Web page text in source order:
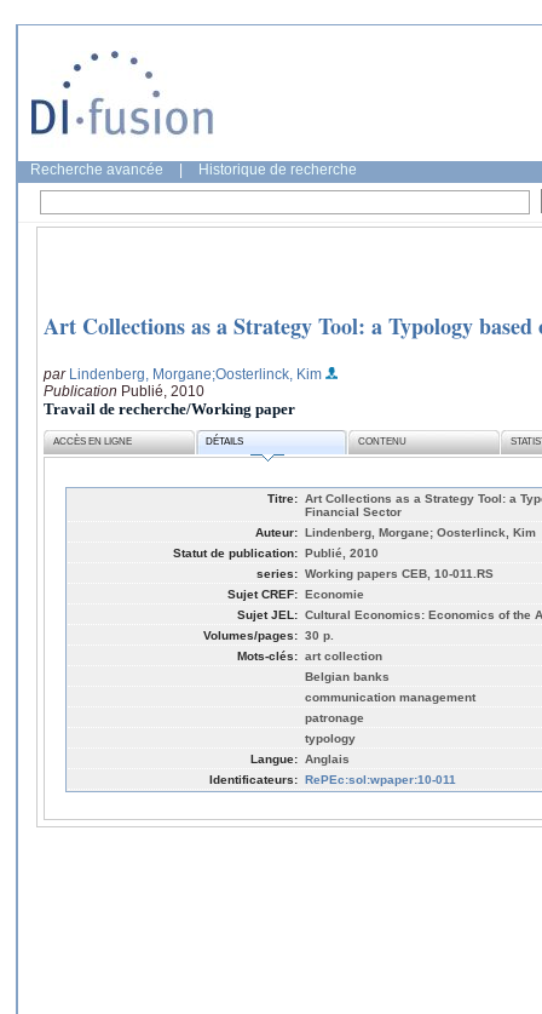
Recherche avancée Historique de recherche
Art Collections as a Strategy Tool: a Typology
par Lindenberg, Morgane;Oosterlinck, Kim
Publication Publié, 2010
Travail de recherche/Working paper
ACCÈS EN LIGNE DÉTAILS CONTENU
Titre: Art Collections as a Strategy Tool: a
Financial Sector
Auteur: Lindenberg, Morgane; Oosterlinck, Kim
Statut de publication: Publié, 2010
series: Working papers CEB, 10-011.RS
Sujet CREF: Economie
Sujet JEL: Cultural Economics: Economics of the
Volumes/pages: 30 p.
Mots-clés: art collection
Belgian banks
communication management
patronage
typology
Langue: Anglais
Identificateurs: RePEc:sol:wpaper:10-011